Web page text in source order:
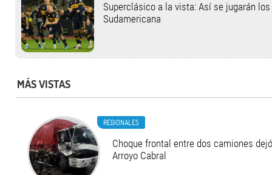
Superclásico a la vista: Así se jugarán
Sudamericana
MÁS VISTAS
REGIONALES
Choque frontal entre dos camiones
Arroyo Cabral